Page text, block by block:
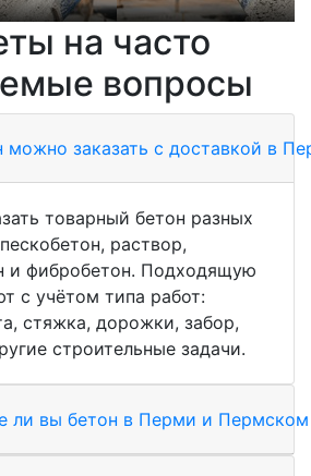
на часто
вопросы
можно заказать с доставкой в
товарный бетон разных
раствор,
и фибробетон. Подходящую
с учётом типа работ:
стяжка, дорожки, забор,
строительные задачи.
ли вы бетон в Перми и Пермском